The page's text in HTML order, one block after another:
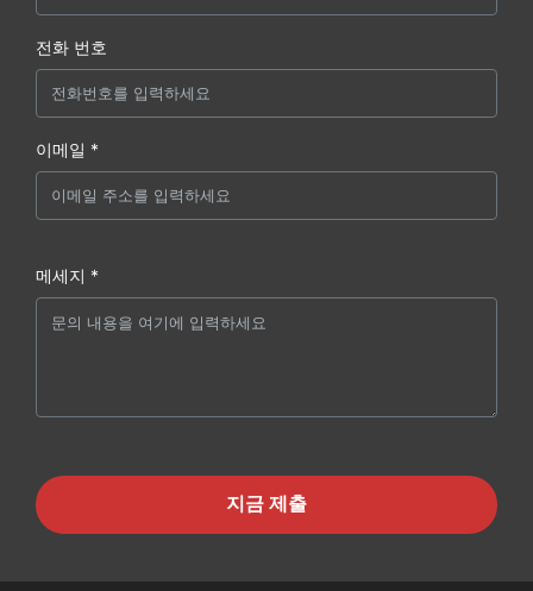
전화 번호
이메일 *
메세지 *
지금 제출